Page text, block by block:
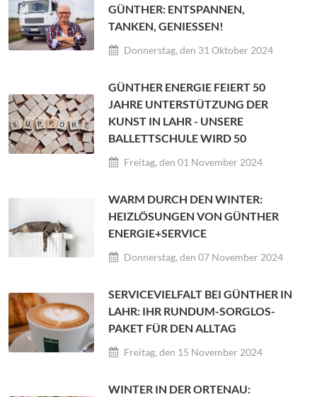
GÜNTHER: ENTSPANNEN,
TANKEN, GENIESSEN!
Donnerstag, den 31 Oktober 2024
GÜNTHER ENERGIE FEIERT 50
JAHRE UNTERSTÜTZUNG DER
KUNST IN LAHR - UNSERE
BALLETTSCHULE WIRD 50
Freitag, den 01 November 2024
WARM DURCH DEN WINTER:
HEIZLÖSUNGEN VON GÜNTHER
ENERGIE+SERVICE
Donnerstag, den 07 November 2024
SERVICEVIELFALT BEI GÜNTHER IN
LAHR: IHR RUNDUM-SORGLOS-
PAKET FÜR DEN ALLTAG
Freitag, den 15 November 2024
WINTER IN DER ORTENAU: